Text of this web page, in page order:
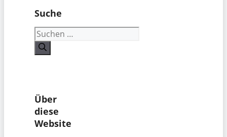
Suche
Suchen
nach:
Über
diese
Website